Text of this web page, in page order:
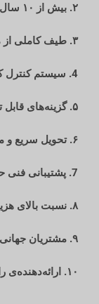
۲. بیش از ۱۰ سال سابقه در صنعت
۳. طیف کاملی از ماشین‌های خراطی چوب
4. سیستم کنترل کیفیت دقیق
۵. گزینه‌های قابل تنظیم دستگاه
۶. تحویل سریع و موجودی کافی
7. پشتیبانی فنی حرفه ای
۸. نسبت بالای هزینه به عملکرد
۹. مشتریان جهانی و شناخت بازار
۱۰. ارائه‌دهنده‌ی راه‌حل‌های جامع